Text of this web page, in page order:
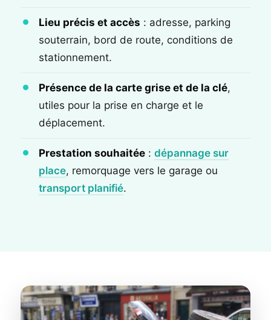
Lieu précis et accès : adresse, parking
souterrain, bord de route, conditions de
stationnement.
Présence de la carte grise et de la clé,
utiles pour la prise en charge et le
déplacement.
Prestation souhaitée : dépannage sur
place, remorquage vers le garage ou
transport planifié.